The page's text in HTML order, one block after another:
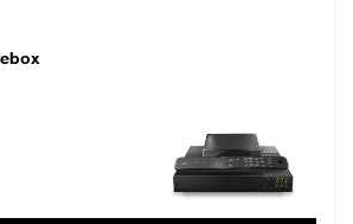
Livebox Lite Fibre